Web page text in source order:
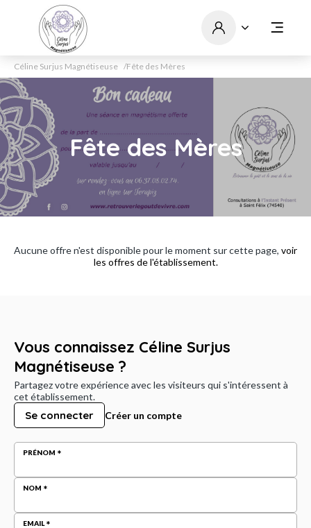
Céline Surjus Magnétiseuse Fête des Mères
Fête des Mères
Aucune offre n'est disponible pour le moment sur cette page, voir
les offres de l'établissement.
Vous connaissez Céline Surjus
Magnétiseuse ?
Partagez votre expérience avec les visiteurs qui s'intéressent à
cet établissement.
Se connecter Créer un compte
PRÉNOM
NOM
EMAIL